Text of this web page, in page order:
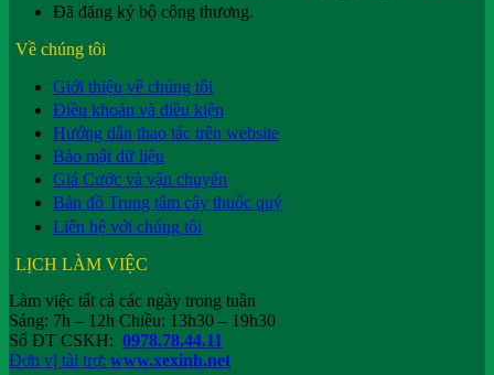
Đã đăng ký bộ công thương.
Về chúng tôi
Giới thiệu về chúng tôi
Điều khoản và điều kiện
Hướng dẫn thao tác trên website
Bảo mật dữ liệu
Giá Cước và vận chuyển
Bản đồ Trung tâm cây thuốc quý
Liên hệ với chúng tôi
LỊCH LÀM VIỆC
Làm việc tất cả các ngày trong tuần
Sáng: 7h – 12h Chiều: 13h30 – 19h30
Số ĐT CSKH: 0978.78.44.11
Đơn vị tài trợ: www.xexinh.net